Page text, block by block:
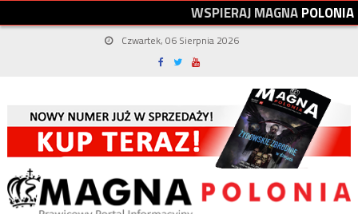
WSPIERAJMAGNAPOLONIA
Czwartek, 06 Sierpnia 2026